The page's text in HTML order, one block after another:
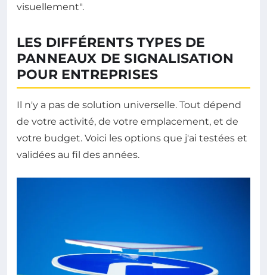
visuellement".
LES DIFFÉRENTS TYPES DE
PANNEAUX DE SIGNALISATION
POUR ENTREPRISES
Il n'y a pas de solution universelle. Tout dépend
de votre activité, de votre emplacement, et de
votre budget. Voici les options que j'ai testées et
validées au fil des années.